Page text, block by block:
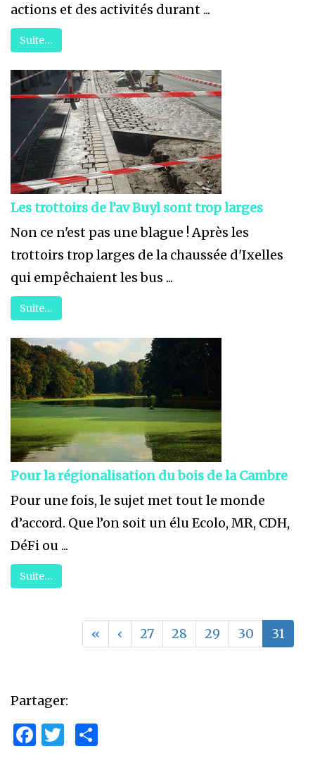
actions et des activités durant ...
Suite…
Les trottoirs de l’av Buyl sont trop larges
Non ce n'est pas une blague ! Après les
trottoirs trop larges de la chaussée d'Ixelles
qui empêchaient les bus ...
Suite…
Pour la régionalisation du bois de la Cambre
Pour une fois, le sujet met tout le monde
d’accord. Que l’on soit un élu Ecolo, MR, CDH,
DéFi ou ...
Suite…
« ‹ 27 28 29 30 31
Partager:
Facebook
Twitter